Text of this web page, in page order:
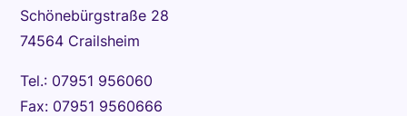
Schönebürgstraße 28
74564 Crailsheim
Tel.: 07951 956060
Fax: 07951 9560666